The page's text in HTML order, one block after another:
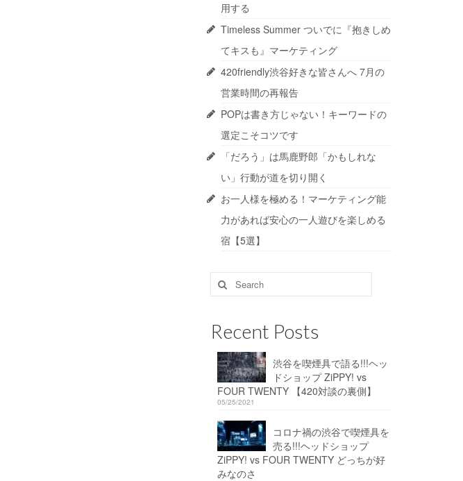
用する
Timeless Summer ついでに『抱きしめ
てキスも』マーケティング
420friendly渋谷好きな皆さんへ 7月の
営業時間の再報告
POPは書き方じゃない！キーワードの
選定こそコツです
「だろう」は馬鹿野郎「かもしれな
い」行動が道を切り開く
お一人様を極める！マーケティング能
力があれば安心の一人遊びを楽しめる
宿【5選】
Search
for:
Recent Posts
渋谷を喫煙具で語る!!!ヘッ
ドショップ ZiPPY! vs
FOUR TWENTY 【420対談の裏側】
05/25/2021
コロナ禍の渋谷で喫煙具を
売る!!!ヘッドショップ
ZiPPY! vs FOUR TWENTY どっちが好
みなのさ